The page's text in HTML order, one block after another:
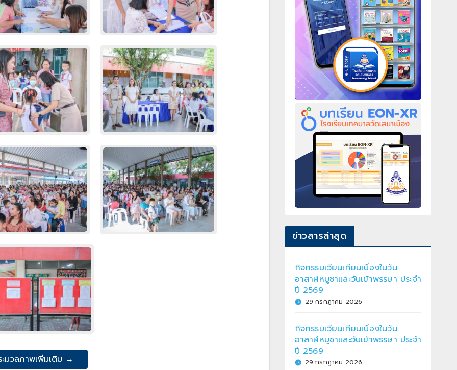
ะมวลภาพเพิ่มเติม →
ข่าวสารล่าสุด
กิจกรรมเวียนเทียนเนื่องในวัน
อาสาฬหบูชาและวันเข้าพรรษา ประจำ
ปี 2569
29 กรกฎาคม 2026
กิจกรรมเวียนเทียนเนื่องในวัน
อาสาฬหบูชาและวันเข้าพรรษา ประจำ
ปี 2569
29 กรกฎาคม 2026